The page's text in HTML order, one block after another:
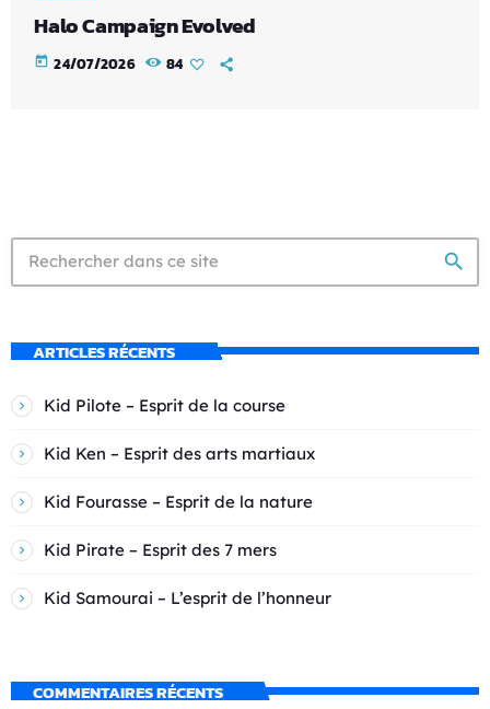
Halo Campaign Evolved
today 24/07/2026 84
search
ARTICLES RÉCENTS
Kid Pilote – Esprit de la course
Kid Ken – Esprit des arts martiaux
Kid Fourasse – Esprit de la nature
Kid Pirate – Esprit des 7 mers
Kid Samourai – L’esprit de l’honneur
COMMENTAIRES RÉCENTS